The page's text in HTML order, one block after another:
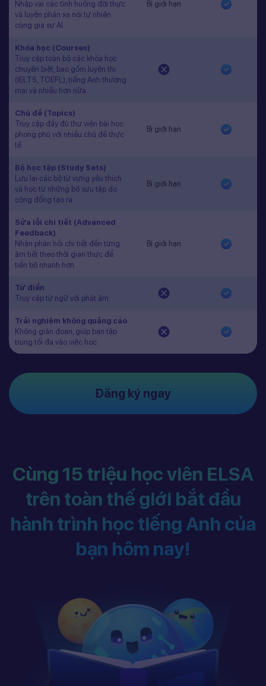
Nhập vai các tình huống đời thực
và luyện phản xạ nói tự nhiên
cùng gia sư AI.
Bị giới hạn
Khóa học (Courses)
Truy cập toàn bộ các khóa học
chuyên biệt, bao gồm luyện thi
(IELTS, TOEFL), tiếng Anh thương
mại và nhiều hơn nữa.
Chủ đề (Topics)
Truy cập đầy đủ thư viện bài học
phong phú với nhiều chủ đề thực
tế.
Bị giới hạn
Bộ học tập (Study Sets)
Lưu lại các bộ từ vựng yêu thích
và học từ những bộ sưu tập do
cộng đồng tạo ra.
Bị giới hạn
Sửa lỗi chi tiết (Advanced
Feedback)
Nhận phản hồi chi tiết đến từng
âm tiết theo thời gian thực để
tiến bộ nhanh hơn.
Bị giới hạn
Từ điển
Truy cập từ ngữ với phát âm
Trải nghiệm không quảng cáo
Không gián đoạn, giúp bạn tập
trung tối đa vào việc học.
Đăng ký ngay
Cùng 15 triệu học viên ELSA
trên toàn thế giới bắt đầu
hành trình học tiếng Anh của
bạn hôm nay!